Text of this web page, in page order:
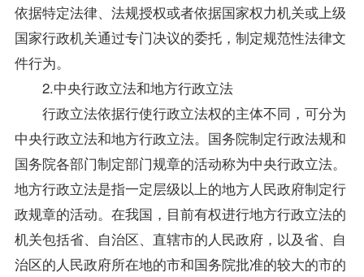
依据特定法律、法规授权或者依据国家权力机关或上级
国家行政机关通过专门决议的委托，制定规范性法律文
件行为。
2.中央行政立法和地方行政立法
行政立法依据行使行政立法权的主体不同，可分为
中央行政立法和地方行政立法。国务院制定行政法规和
国务院各部门制定部门规章的活动称为中央行政立法。
地方行政立法是指一定层级以上的地方人民政府制定行
政规章的活动。在我国，目前有权进行地方行政立法的
机关包括省、自治区、直辖市的人民政府，以及省、自
治区的人民政府所在地的市和国务院批准的较大的市的